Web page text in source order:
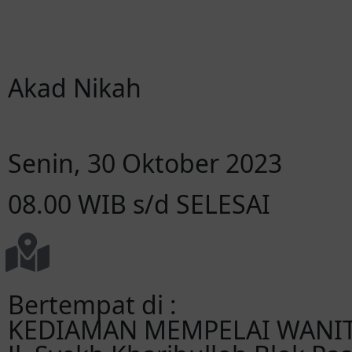
Akad Nikah
Senin, 30 Oktober 2023
08.00 WIB s/d SELESAI
Bertempat di :
KEDIAMAN MEMPELAI